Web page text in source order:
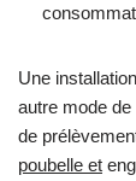
Une
autre mode
de
poubelle et